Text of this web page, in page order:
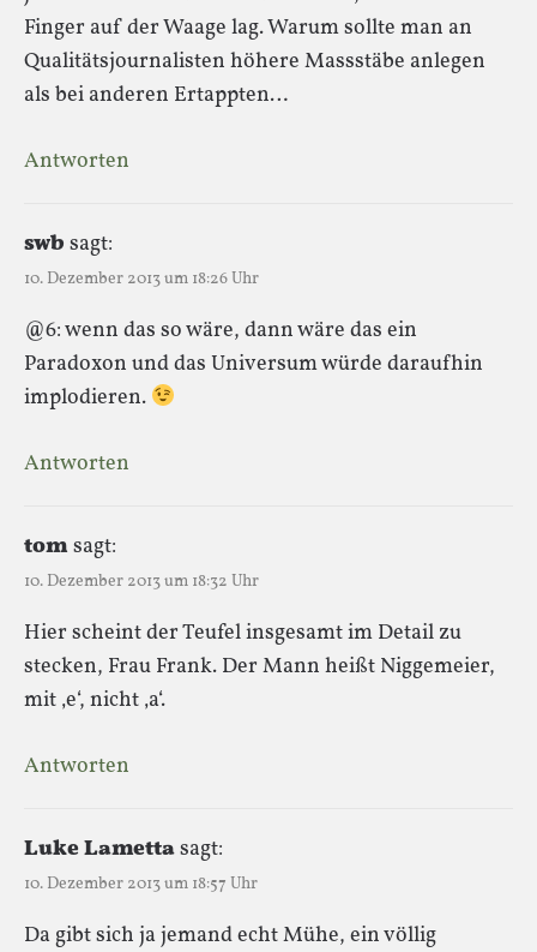
Finger auf der Waage lag. Warum sollte man an
Qualitätsjournalisten höhere Massstäbe anlegen
als bei anderen Ertappten…
Antworten
swb sagt:
10. Dezember 2013 um 18:26 Uhr
@6: wenn das so wäre, dann wäre das ein
Paradoxon und das Universum würde daraufhin
implodieren.
Antworten
tomsagt:
10. Dezember 2013 um 18:32 Uhr
Hier scheint der Teufel insgesamt im Detail zu
stecken, Frau Frank. Der Mann heißt Niggemeier,
mit ‚e‘, nicht ‚a‘.
Antworten
Luke Lamettasagt:
10. Dezember 2013 um 18:57 Uhr
Da gibt sich ja jemand echt Mühe, ein völlig